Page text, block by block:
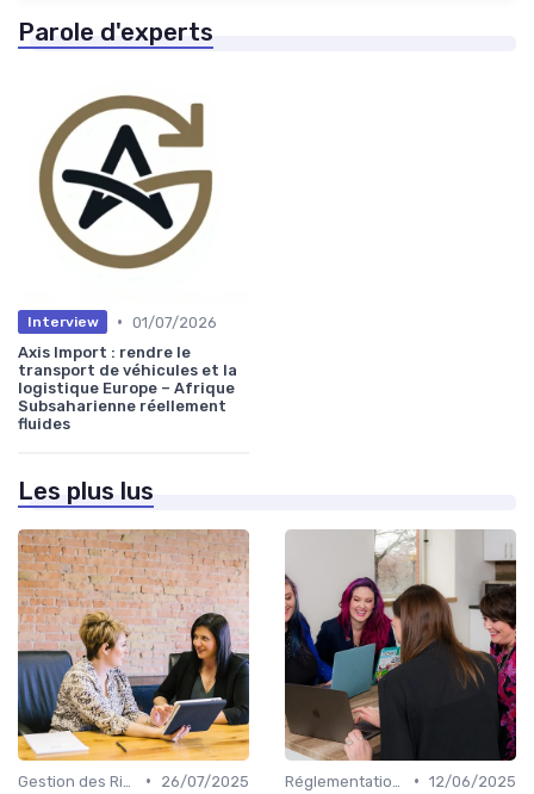
Parole d'experts
Interview • 01/07/2026
Axis Import : rendre le
transport de véhicules et la
logistique Europe – Afrique
Subsaharienne réellement
fluides
Les plus lus
•
26/07/2025
• 12/06/2025